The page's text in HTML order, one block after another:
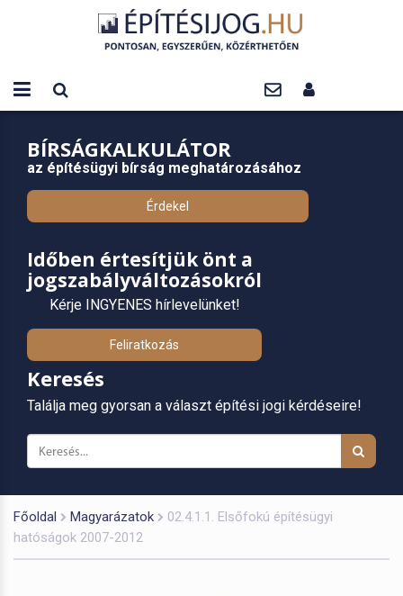
BÍRSÁGKALKULÁTOR
az építésügyi bírság meghatározásához
Érdekel
Időben értesítjük önt a
jogszabályváltozásokról
Kérje INGYENES hírlevelünket!
Feliratkozás
Keresés
Találja meg gyorsan a választ építési jogi kérdéseire!
Főoldal Magyarázatok
02.4.1.1. Elsőfokú építésügyi
hatóságok 2007-2012